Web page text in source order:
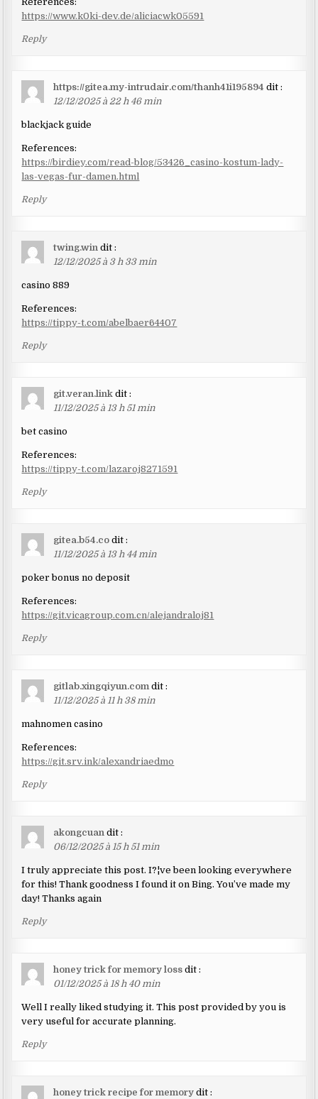
https://www.k0ki-dev.de/aliciacwk05591
Reply
https://gitea.my-intrudair.com/thanh41i195894 dit :
12/12/2025 à 22 h 46 min
blackjack guide
References:
https://birdiey.com/read-blog/53426_casino-kostum-lady-
las-vegas-fur-damen.html
Reply
twing.win dit :
12/12/2025 à 3 h 33 min
casino 889
References:
https://tippy-t.com/abelbaer64407
Reply
git.veran.link dit :
11/12/2025 à 13 h 51 min
bet casino
References:
https://tippy-t.com/lazaroj8271591
Reply
gitea.b54.co dit :
11/12/2025 à 13 h 44 min
poker bonus no deposit
References:
https://git.vicagroup.com.cn/alejandraloj81
Reply
gitlab.xingqiyun.com dit :
11/12/2025 à 11 h 38 min
mahnomen casino
References:
https://git.srv.ink/alexandriaedmo
Reply
akongcuan dit :
06/12/2025 à 15 h 51 min
I truly appreciate this post. I?¦ve been looking everywhere
for this! Thank goodness I found it on Bing. You’ve made my
day! Thanks again
Reply
honey trick for memory loss dit :
01/12/2025 à 18 h 40 min
Well I really liked studying it. This post provided by you is
very useful for accurate planning.
Reply
honey trick recipe for memory dit :